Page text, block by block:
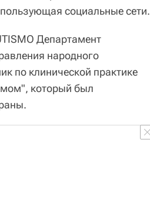
социальные сети.
Департамент
народного
по клинической практике
который был